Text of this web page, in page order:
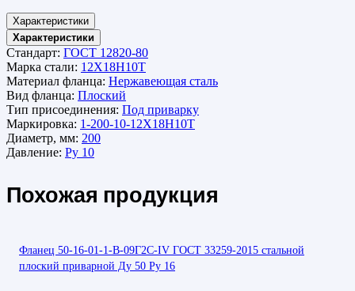
Характеристики
Характеристики
Стандарт: ГОСТ 12820-80
Марка стали: 12Х18Н10Т
Материал фланца: Нержавеющая сталь
Вид фланца: Плоский
Тип присоединения: Под приварку
Маркировка: 1-200-10-12Х18Н10Т
Диаметр, мм: 200
Давление: Ру 10
Похожая продукция
Фланец 50-16-01-1-В-09Г2С-IV ГОСТ 33259-2015 стальной
плоский приварной Ду 50 Ру 16